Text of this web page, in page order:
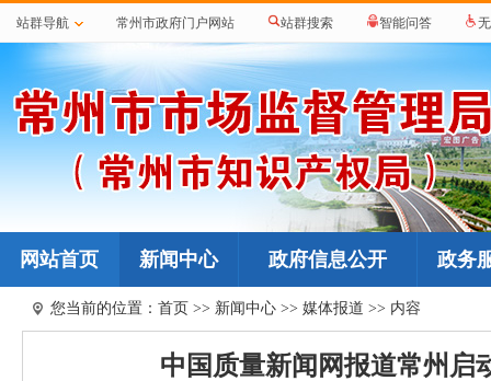
站群导航 常州市政府门户网站 站群搜索 智能问答
网站首页 新闻中心 政府信息公开 政务
您当前的位置： 首页 >> 新闻中心 >> 媒体报道 >> 内容
中国质量新闻网报道常州启